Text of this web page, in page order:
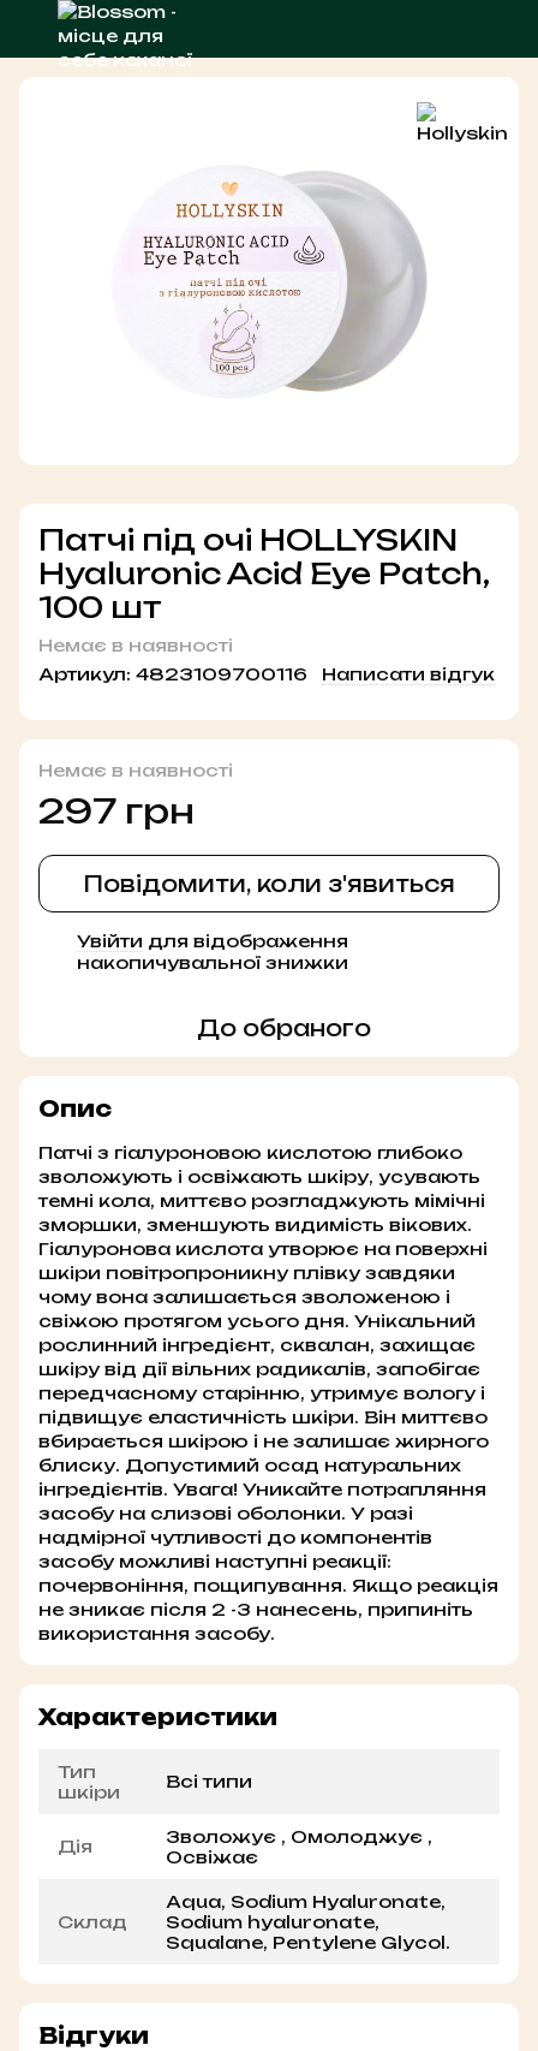
Патчі під очі HOLLYSKIN
Hyaluronic Acid Eye Patch,
100 шт
Немає в наявності
Артикул: 4823109700116 Написати відгук
Немає в наявності
297 грн
Повідомити, коли з'явиться
Увійти для відображення
накопичувальної знижки
До обраного
Опис
Патчі з гіалуроновою кислотою глибоко
зволожують і освіжають шкіру, усувають
темні кола, миттєво розгладжують мімічні
зморшки, зменшують видимість вікових.
Гіалуронова кислота утворює на поверхні
шкіри повітропроникну плівку завдяки
чому вона залишається зволоженою і
свіжою протягом усього дня. Унікальний
рослинний інгредієнт, сквалан, захищає
шкіру від дії вільних радикалів, запобігає
передчасному старінню, утримує вологу і
підвищує еластичність шкіри. Він миттєво
вбирається шкірою і не залишає жирного
блиску. Допустимий осад натуральних
iнгредiєнтiв. Увага! Уникайте потрапляння
засобу на слизові оболонки. У разі
надмірної чутливості до компонентів
засобу можливі наступні реакції:
почервоніння, пощипування. Якщо реакція
не зникає після 2 -3 нанесень, припиніть
використання засобу.
Характеристики
Тип
шкіри
Всі типи
Дія
Зволожує , Омолоджує ,
Освіжає
Склад
Aqua, Sodium Hyaluronate,
Sodium hyaluronate,
Squalane, Pentylene Glycol.
Відгуки